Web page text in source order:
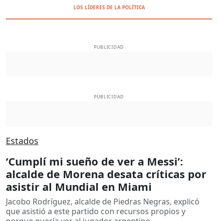
LOS LÍDERES DE LA POLÍTICA
PUBLICIDAD
PUBLICIDAD
Estados
‘Cumplí mi sueño de ver a Messi’:
alcalde de Morena desata críticas por
asistir al Mundial en Miami
Jacobo Rodríguez, alcalde de Piedras Negras, explicó
que asistió a este partido con recursos propios y